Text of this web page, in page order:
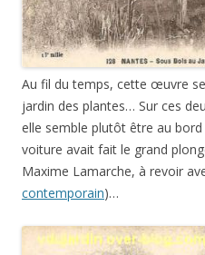
Au fil du temps, cette œuvre
jardin des plantes… Sur ces
elle semble plutôt être au
voiture avait fait le grand
Maxime Lamarche, à revoir
contemporain)…